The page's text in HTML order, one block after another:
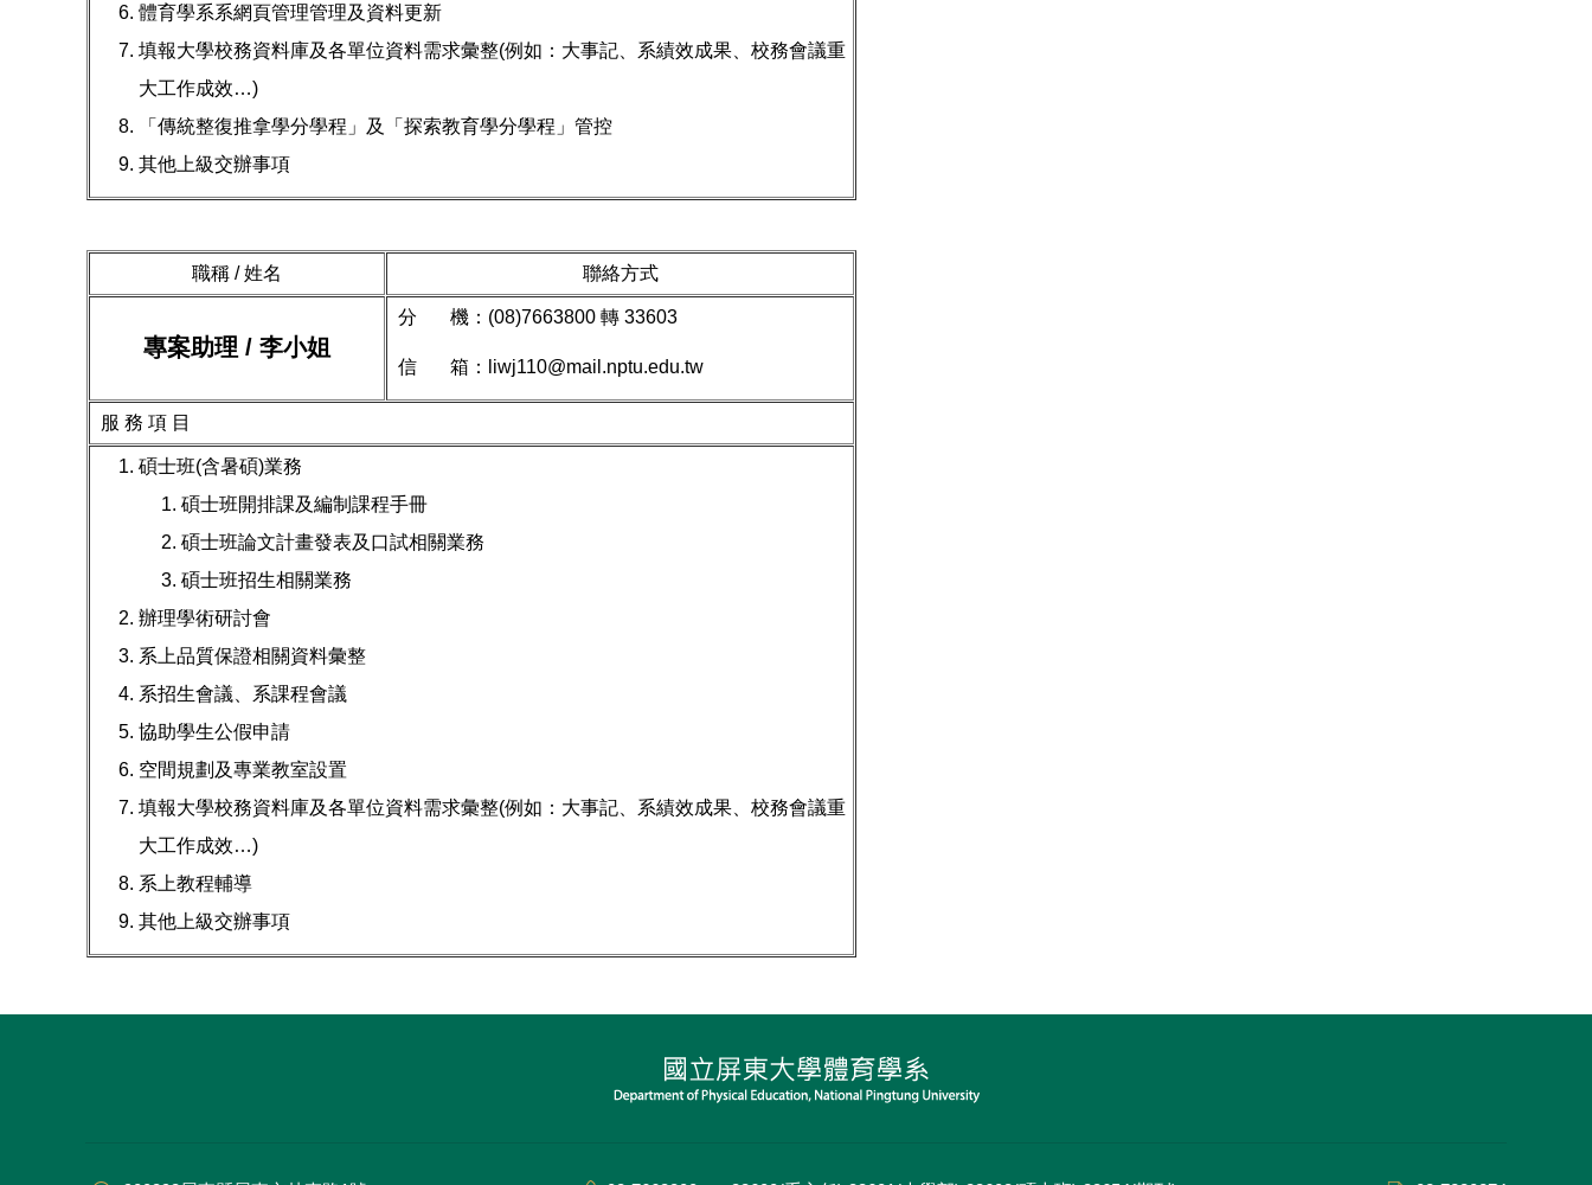
體育學系系網頁管理管理及資料更新
填報大學校務資料庫及各單位資料需求彙整(例如：大事記、系績效成果、校務會議重
大工作成效…)
「傳統整復推拿學分學程」及「探索教育學分學程」管控
其他上級交辦事項
職稱 / 姓名 聯絡方式
專案助理 / 李小姐
分 機：(08)7663800 轉 33603
信 箱： liwj110@mail.nptu.edu.tw
服 務 項 目
碩士班(含暑碩)業務
碩士班開排課及編制課程手冊
碩士班論文計畫發表及口試相關業務
碩士班招生相關業務
辦理學術研討會
系上品質保證相關資料彙整
系招生會議、系課程會議
協助學生公假申請
空間規劃及專業教室設置
填報大學校務資料庫及各單位資料需求彙整(例如：大事記、系績效成果、校務會議重
大工作成效…)
系上教程輔導
其他上級交辦事項